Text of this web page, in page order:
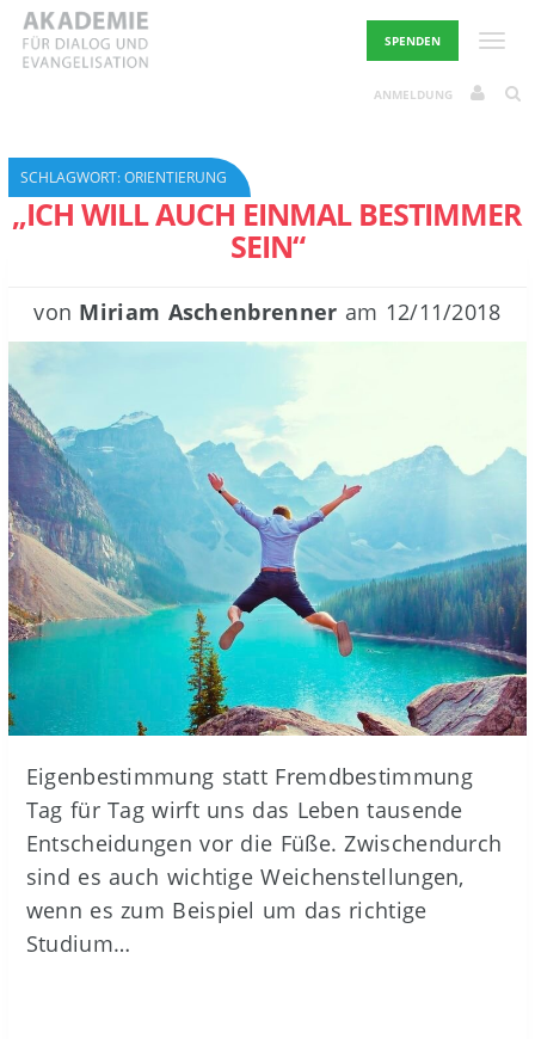
Skip
content
SPENDEN
ANMELDUNG
SCHLAGWORT:ORIENTIERUNG
„ICH WILL AUCH EINMAL BESTIMMER
SEIN“
von Miriam Aschenbrenner am 12/11/2018
Eigenbestimmung statt Fremdbestimmung
Tag für Tag wirft uns das Leben tausende
Entscheidungen vor die Füße. Zwischendurch
sind es auch wichtige Weichenstellungen,
wenn es zum Beispiel um das richtige
Studium…